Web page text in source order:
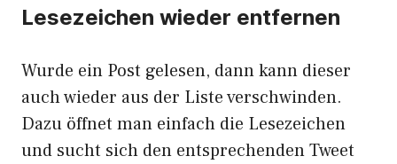
Lesezeichen wieder entfernen
Wurde ein Post gelesen, dann kann dieser
auch wieder aus der Liste verschwinden.
Dazu öffnet man einfach die Lesezeichen
und sucht sich den entsprechenden Tweet